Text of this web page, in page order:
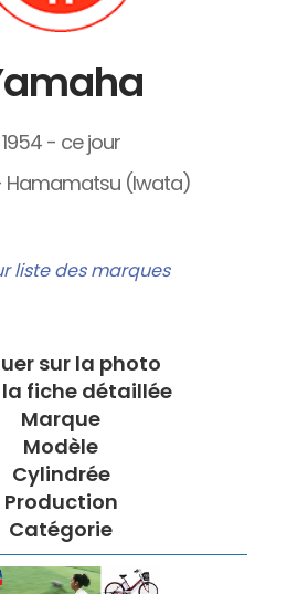
1954 - ce jour
Hamamatsu (Iwata)
liste des marques
sur la photo
fiche détaillée
Marque
Modèle
Cylindrée
Production
Catégorie